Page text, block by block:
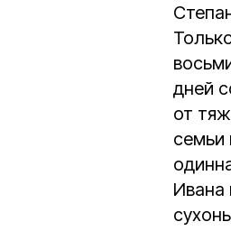
дней
от
семьи
Ивана